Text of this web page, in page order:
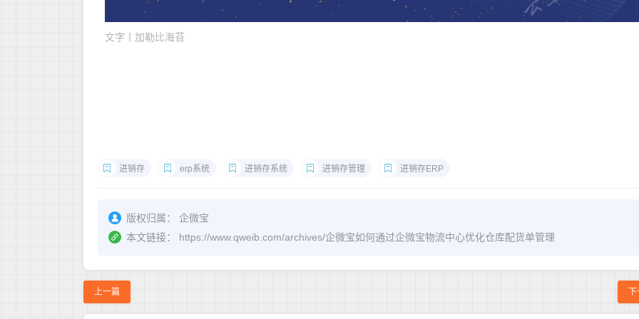
文字丨加勒比海苔
进销存 erp系统 进销存系统 进销存管理 进销存ERP
版权归属：
企微宝
本文链接：
https://www.qweib.com/archives/企微宝如何通过企微宝物流中心优化仓库配货单管理
上一篇